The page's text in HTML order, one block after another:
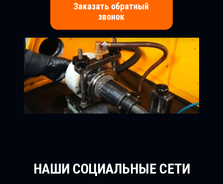
Заказать обратный
звонок
НАШИ СОЦИАЛЬНЫЕ СЕТИ